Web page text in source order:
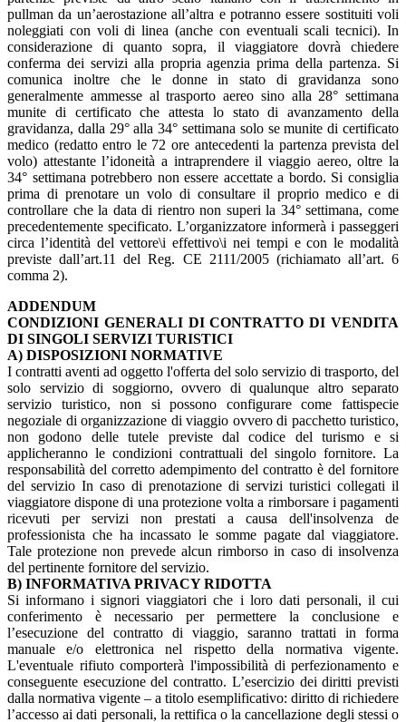
pullman da un’aerostazione all’altra e potranno essere sostituiti voli
noleggiati con voli di linea (anche con eventuali scali tecnici). In
considerazione di quanto sopra, il viaggiatore dovrà chiedere
conferma dei servizi alla propria agenzia prima della partenza. Si
comunica inoltre che le donne in stato di gravidanza sono
generalmente ammesse al trasporto aereo sino alla 28° settimana
munite di certificato che attesta lo stato di avanzamento della
gravidanza, dalla 29° alla 34° settimana solo se munite di certificato
medico (redatto entro le 72 ore antecedenti la partenza prevista del
volo) attestante l’idoneità a intraprendere il viaggio aereo, oltre la
34° settimana potrebbero non essere accettate a bordo. Si consiglia
prima di prenotare un volo di consultare il proprio medico e di
controllare che la data di rientro non superi la 34° settimana, come
precedentemente specificato. L’organizzatore informerà i passeggeri
circa l’identità del vettore\i effettivo\i nei tempi e con le modalità
previste dall’art.11 del Reg. CE 2111/2005 (richiamato all’art. 6
comma 2).
ADDENDUM
CONDIZIONI GENERALI DI CONTRATTO DI VENDITA
DI SINGOLI SERVIZI TURISTICI
A) DISPOSIZIONI NORMATIVE
I contratti aventi ad oggetto l'offerta del solo servizio di trasporto, del
solo servizio di soggiorno, ovvero di qualunque altro separato
servizio turistico, non si possono configurare come fattispecie
negoziale di organizzazione di viaggio ovvero di pacchetto turistico,
non godono delle tutele previste dal codice del turismo e si
applicheranno le condizioni contrattuali del singolo fornitore. La
responsabilità del corretto adempimento del contratto è del fornitore
del servizio In caso di prenotazione di servizi turistici collegati il
viaggiatore dispone di una protezione volta a rimborsare i pagamenti
ricevuti per servizi non prestati a causa dell'insolvenza de
professionista che ha incassato le somme pagate dal viaggiatore.
Tale protezione non prevede alcun rimborso in caso di insolvenza
del pertinente fornitore del servizio.
B) INFORMATIVA PRIVACY RIDOTTA
Si informano i signori viaggiatori che i loro dati personali, il cui
conferimento è necessario per permettere la conclusione e
l’esecuzione del contratto di viaggio, saranno trattati in forma
manuale e/o elettronica nel rispetto della normativa vigente.
L'eventuale rifiuto comporterà l'impossibilità di perfezionamento e
conseguente esecuzione del contratto. L’esercizio dei diritti previsti
dalla normativa vigente – a titolo esemplificativo: diritto di richiedere
l’accesso ai dati personali, la rettifica o la cancellazione degli stessi o